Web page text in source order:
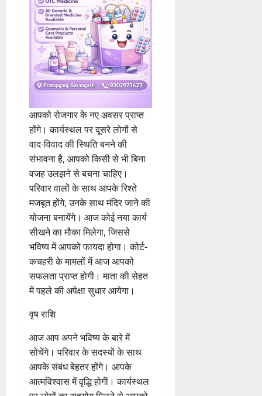
आपको रोजगार के नए अवसर प्राप्त
होंगे। कार्यस्थल पर दूसरे लोगों से
वाद-विवाद की स्थिति बनने की
संभावना है, आपको किसी से भी बिना
वजह उलझने से बचना चाहिए।
परिवार वालों के साथ आपके रिश्ते
मजबूत होंगे, उनके साथ मंदिर जाने की
योजना बनायेंगे। आज कोई नया कार्य
सीखने का मौका मिलेगा, जिससे
भविष्य में आपको फायदा होगा। कोर्ट-
कचहरी के मामलों में आज आपको
सफलता प्राप्त होगी। माता की सेहत
में पहले की अपेक्षा सुधार आयेगा।